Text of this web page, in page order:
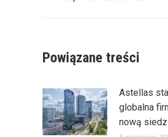
Powiązane treści
Astellas
globalna
nową